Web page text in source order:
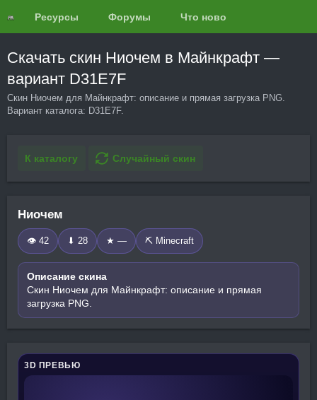
Ресурсы Форумы Что нового?
Скачать скин Ниочем в Майнкрафт —
вариант D31E7F
Скин Ниочем для Майнкрафт: описание и прямая загрузка PNG.
Вариант каталога: D31E7F.
К каталогу Случайный скин
Ниочем
👁 42 ⬇ 28 ★ — ⛏️ Minecraft
Описание скина
Скин Ниочем для Майнкрафт: описание и прямая
загрузка PNG.
3D ПРЕВЬЮ